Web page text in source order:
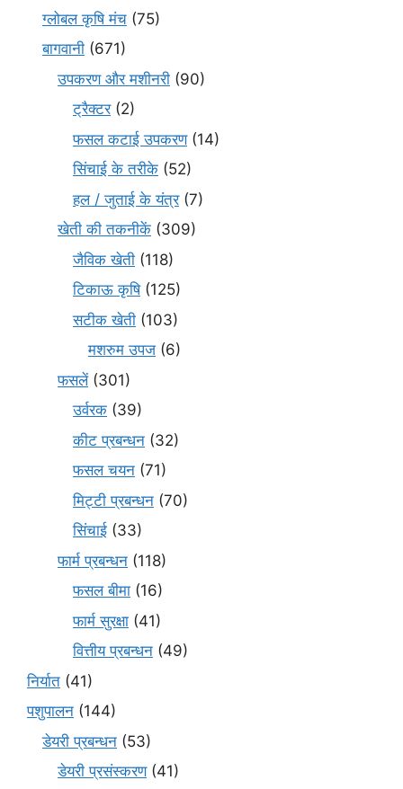
ग्लोबल कृषि मंच (75)
बागवानी (671)
उपकरण और मशीनरी (90)
ट्रैक्टर(2)
फसल कटाई उपकरण(14)
सिंचाई के तरीके (52)
हल / जुताई के यंत्र(7)
खेती की तकनीकें (309)
जैविक खेती (118)
टिकाऊ कृषि(125)
सटीक खेती (103)
मशरुम उपज (6)
फसलें(301)
उर्वरक (39)
कीट प्रबन्धन (32)
फसल चयन (71)
मि‌ट्टी प्रबन्धन (70)
सिंचाई (33)
फार्म प्रबन्धन (118)
फसल बीमा (16)
फार्म सुरक्षा (41)
वित्तीय प्रबन्धन (49)
निर्यात (41)
पशुपालन (144)
डेयरी प्रबन्धन (53)
डेयरी प्रसंस्करण(41)